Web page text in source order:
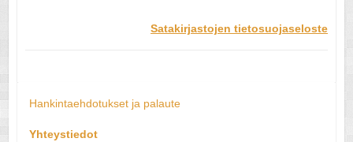
Satakirjastojen tietosuojaseloste
Hankintaehdotukset ja palaute
Yhteystiedot